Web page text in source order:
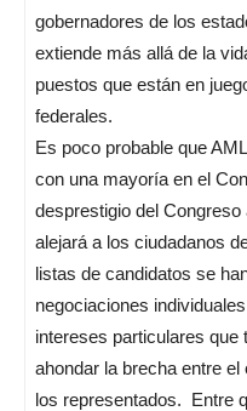
gobernadores de los
extiende más allá de la
puestos que están en
federales.
Es poco probable que
con una mayoría en el
desprestigio del
alejará a los ciudadanos
listas de candidatos se
negociaciones
intereses particulares que
ahondar la brecha entre
los representados. Entre